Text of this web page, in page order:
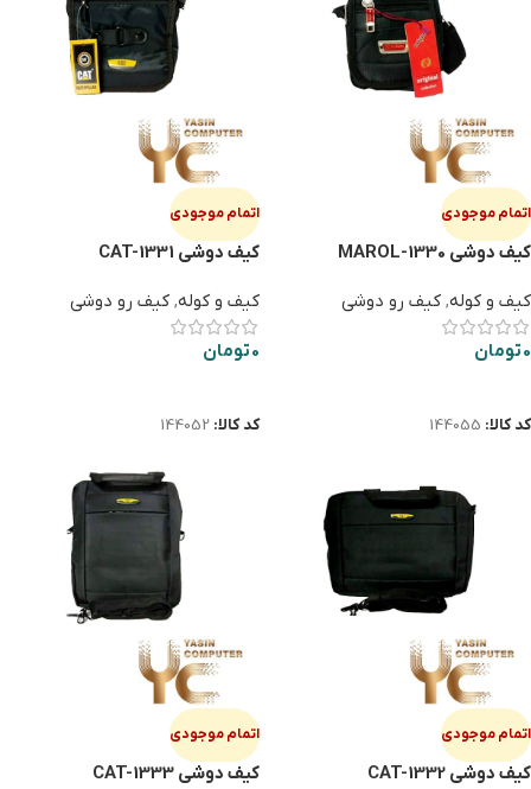
اتمام موجودی
کیف دوشی MAROL-1330
کیف و کوله, کیف رو دوشی
0تومان
کد کالا: 144055
اتمام موجودی
کیف دوشی CAT-1331
کیف و کوله, کیف رو دوشی
0تومان
کد کالا: 144052
اتمام موجودی
کیف دوشی CAT-1332
اتمام موجودی
کیف دوشی CAT-1333